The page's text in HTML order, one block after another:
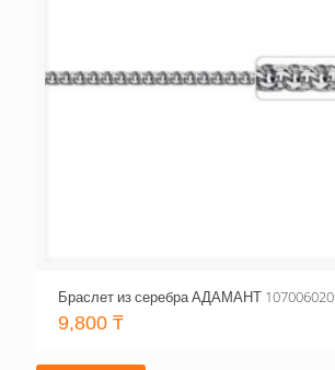
Браслет из серебра АДАМАНТ 107006020
9,800 ₸